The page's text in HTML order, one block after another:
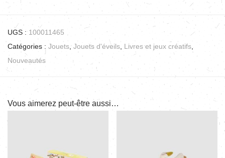
UGS : 100011465
Catégories : Jouets Jouets d'éveils Livres et jeux créatifs
Nouveautés
Vous aimerez peut-être aussi…